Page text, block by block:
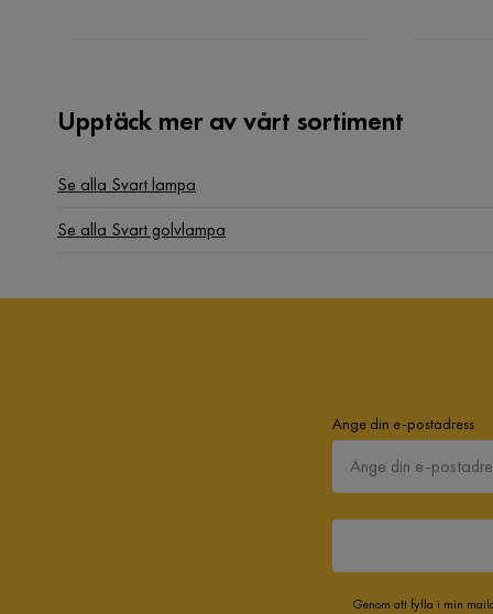
Upptäck mer av vårt sortiment
Se alla Svart lampa
Se alla Svart golvlampa
Ange din e-postadress
Genom att fylla i min